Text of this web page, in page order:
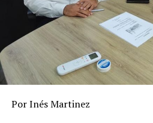
Por Inés Martinez